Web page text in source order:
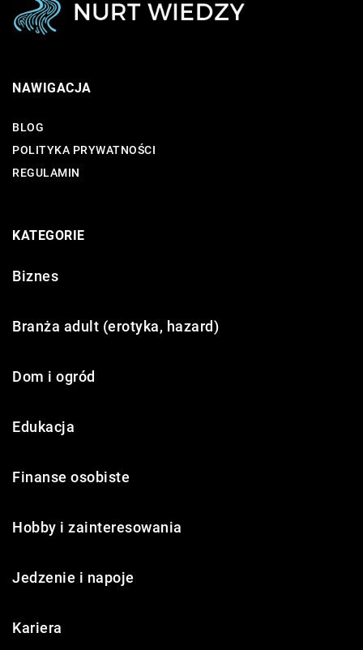
NAWIGACJA
BLOG
POLITYKA PRYWATNOŚCI
REGULAMIN
KATEGORIE
Biznes
Branża adult (erotyka, hazard)
Dom i ogród
Edukacja
Finanse osobiste
Hobby i zainteresowania
Jedzenie i napoje
Kariera